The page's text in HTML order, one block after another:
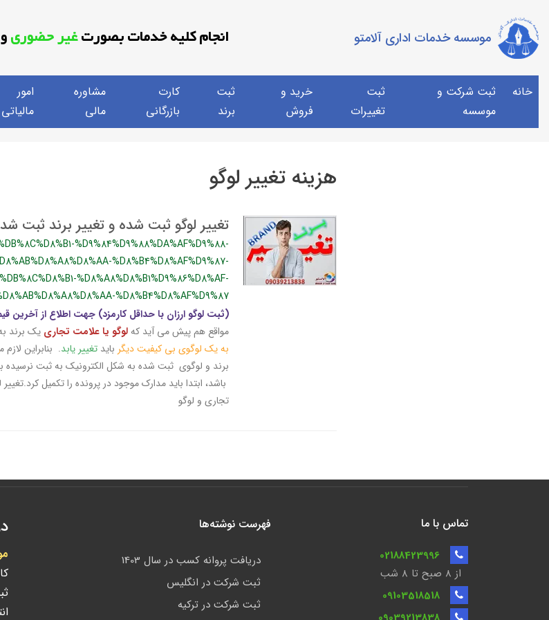
موسسه خدمات اداری آلامتو انجام کلیه خدمات بصورتغیر حضوری
خانه
ثبت شرکت و
موسسه
ثبت
تغییرات
خرید و
فروش
ثبت
برند
کارت
بازرگانی
مشاوره
مالی
امور
مالیاتی
هزینه تغییر لوگو
تغییر لوگو ثبت شده و تغییر برند ثبت
%D9%84%D9%88%DA%AF%D9%88-
%D8%B4%D8%AF%D9%87-
%D8%A8%D8%B1%D9%86%D8%AF-
%D8%B4%D8%AF%D9%87
(ثبت لوگو ارزان با حداقل کارمزد) جهت اطلاع از
مواقع هم پیش می آید کهلوگو یا علامت تجاری یک برند
به یک لوگوی بی کیفیت دیگر باید تغییر یابد. بنابراین
برند و لوگوی ثبت شده به شکل الکترونیک به ثبت
باشد، ابتدا باید مدارک موجود در پرونده را تکمیل
تجاری و لوگو
تماس با ما
02188423996
از 8 صبح تا ۸ شب
09103518518
فهرست نوشته‌ها
دریافت پروانه کسب در سال 1403
ثبت شرکت در انگلیس
ثبت شرکت در ترکیه